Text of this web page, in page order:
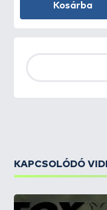
Kosárba
KAPCSOLÓDÓ